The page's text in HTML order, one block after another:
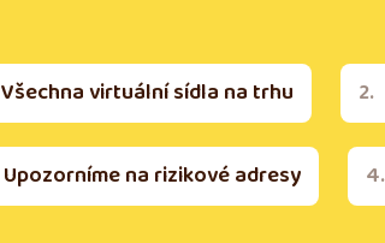
Všechna virtuální sídla na trhu
Upozorníme na rizikové adresy